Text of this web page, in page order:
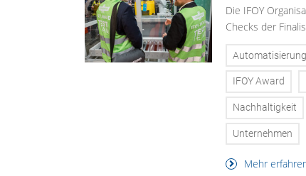
Die IFOY
Checks der
Automatisierung
IFOY Award
Nachhaltigkeit
Unternehmen
Mehr